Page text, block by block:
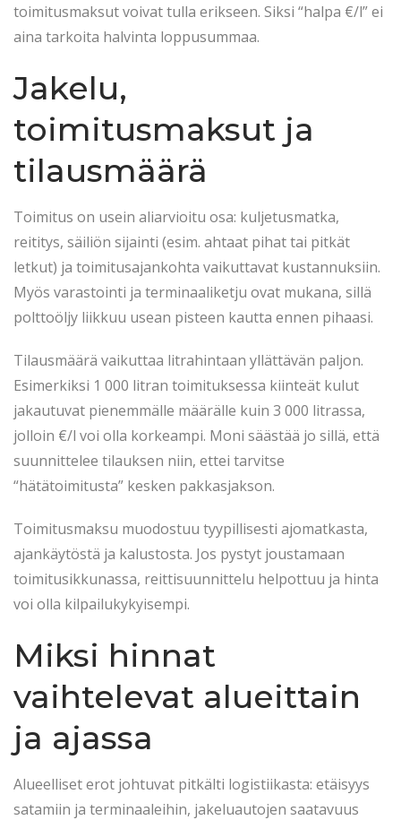
toimitusmaksut voivat tulla erikseen. Siksi “halpa €/l” ei
aina tarkoita halvinta loppusummaa.
Jakelu,
toimitusmaksut ja
tilausmäärä
Toimitus on usein aliarvioitu osa: kuljetusmatka,
reititys, säiliön sijainti (esim. ahtaat pihat tai pitkät
letkut) ja toimitusajankohta vaikuttavat kustannuksiin.
Myös varastointi ja terminaaliketju ovat mukana, sillä
polttoöljy liikkuu usean pisteen kautta ennen pihaasi.
Tilausmäärä vaikuttaa litrahintaan yllättävän paljon.
Esimerkiksi 1 000 litran toimituksessa kiinteät kulut
jakautuvat pienemmälle määrälle kuin 3 000 litrassa,
jolloin €/l voi olla korkeampi. Moni säästää jo sillä, että
suunnittelee tilauksen niin, ettei tarvitse
“hätätoimitusta” kesken pakkasjakson.
Toimitusmaksu muodostuu tyypillisesti ajomatkasta,
ajankäytöstä ja kalustosta. Jos pystyt joustamaan
toimitusikkunassa, reittisuunnittelu helpottuu ja hinta
voi olla kilpailukykyisempi.
Miksi hinnat
vaihtelevat alueittain
ja ajassa
Alueelliset erot johtuvat pitkälti logistiikasta: etäisyys
satamiin ja terminaaleihin, jakeluautojen saatavuus